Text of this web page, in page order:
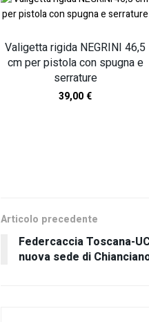
Valigetta rigida NEGRINI 46,5
cm per pistola con spugna e
serrature
39,00€
Articolo precedente
Federcaccia Toscana-
nuova sede di